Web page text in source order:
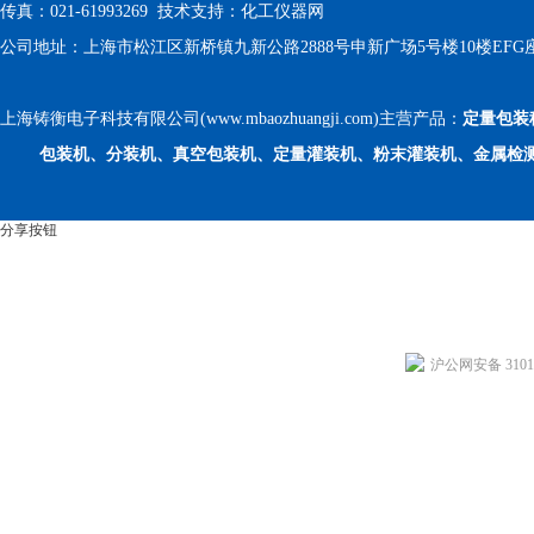
传真：021-61993269 技术支持： 化工仪器网
公司地址：上海市松江区新桥镇九新公路2888号申新广场5号楼10楼EFG
上海铸衡电子科技有限公司(www.mbaozhuangji.com)主营产品： 定量包装
包装机、分装机、真空包装机、定量灌装机、粉末灌装机、金属检
分享按钮
沪公网安备